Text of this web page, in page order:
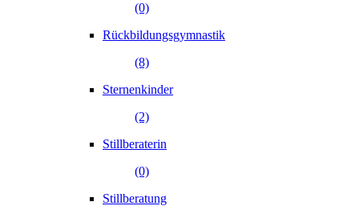
(0)
Rückbildungsgymnastik
(8)
Sternenkinder
(2)
Stillberaterin
(0)
Stillberatung